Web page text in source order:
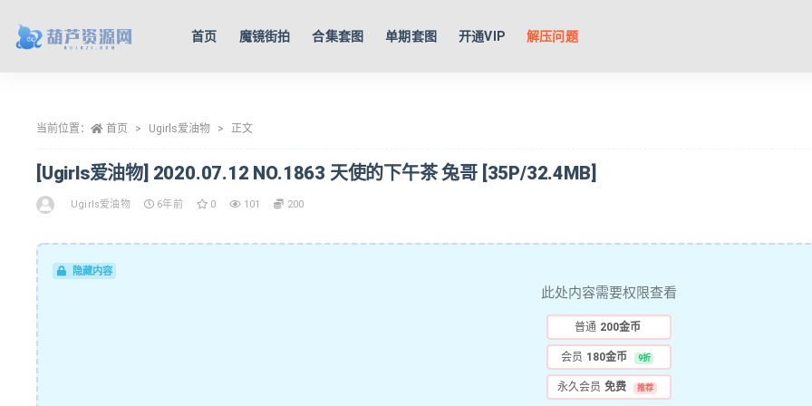
首页 魔镜街拍 合集套图 单期套图 开通VIP 解压问题
当前位置： 首页 Ugirls爱油物 正文
[Ugirls爱油物] 2020.07.12 NO.1863 天使的下午茶 兔哥 [35P/32.4MB]
Ugirls爱油物 6年前 0 101 200
隐藏内容
此处内容需要权限查看
普通 200金币
会员 180金币 9折
永久会员 免费 推荐
全部